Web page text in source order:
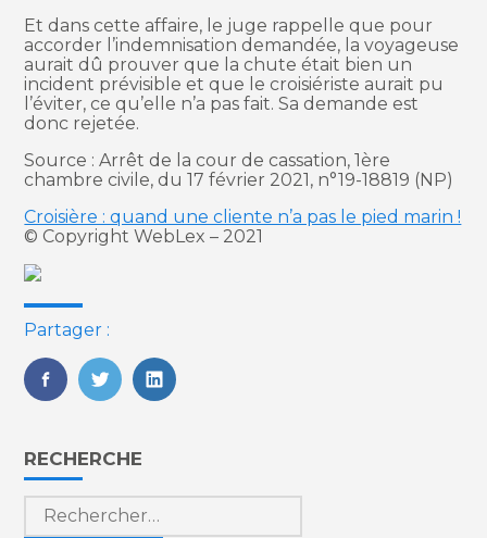
Et dans cette affaire, le juge rappelle que pour
accorder l’indemnisation demandée, la voyageuse
aurait dû prouver que la chute était bien un
incident prévisible et que le croisiériste aurait pu
l’éviter, ce qu’elle n’a pas fait. Sa demande est
donc rejetée.
Source : Arrêt de la cour de cassation, 1ère
chambre civile, du 17 février 2021, n°19-18819 (NP)
Croisière : quand une cliente n’a pas le pied marin !
© Copyright WebLex – 2021
Partager :
FaceBook
TwitterLinkedIn
Blog
sidebar
RECHERCHE
Rechercher :